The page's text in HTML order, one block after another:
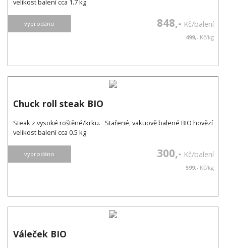
velikost balení cca 1.7 kg
vyprodáno 848,- Kč/balení
499,- Kč/kg
Chuck roll steak BIO
Steak z vysoké roštěné/krku. Stařené, vakuově balené BIO hovězí
velikost balení cca 0.5 kg
vyprodáno 300,- Kč/balení
599,- Kč/kg
Váleček BIO